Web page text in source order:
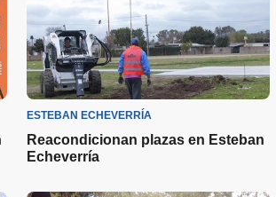
ESTEBAN ECHEVERRÍA
Reacondicionan plazas en Esteban
Echeverría